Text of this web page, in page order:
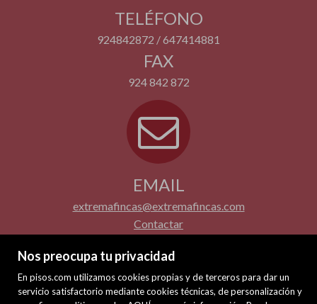
Nos preocupa tu privacidad
En pisos.com utilizamos cookies propias y de terceros para dar un
servicio satisfactorio mediante cookies técnicas, de personalización y
TELÉFONO
924842872 / 647414881
FAX
924 842 872
EMAIL
extremafincas@extremafincas.com
Contactar